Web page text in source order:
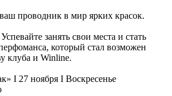
проводник в мир ярких красок.
занять свои места и стать
который стал возможен
клуба и Winline.
I 27 ноября I Воскресенье